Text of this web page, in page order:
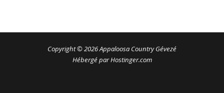
Copyright © 2026 Appaloosa Country Gévezé
Hébergé par Hostinger.com